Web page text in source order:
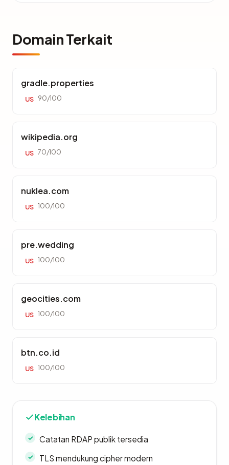
Domain Terkait
gradle.properties
US 90/100
wikipedia.org
US 70/100
nuklea.com
US 100/100
pre.wedding
US 100/100
geocities.com
US 100/100
btn.co.id
US 100/100
Kelebihan
Catatan RDAP publik tersedia
TLS mendukung cipher modern